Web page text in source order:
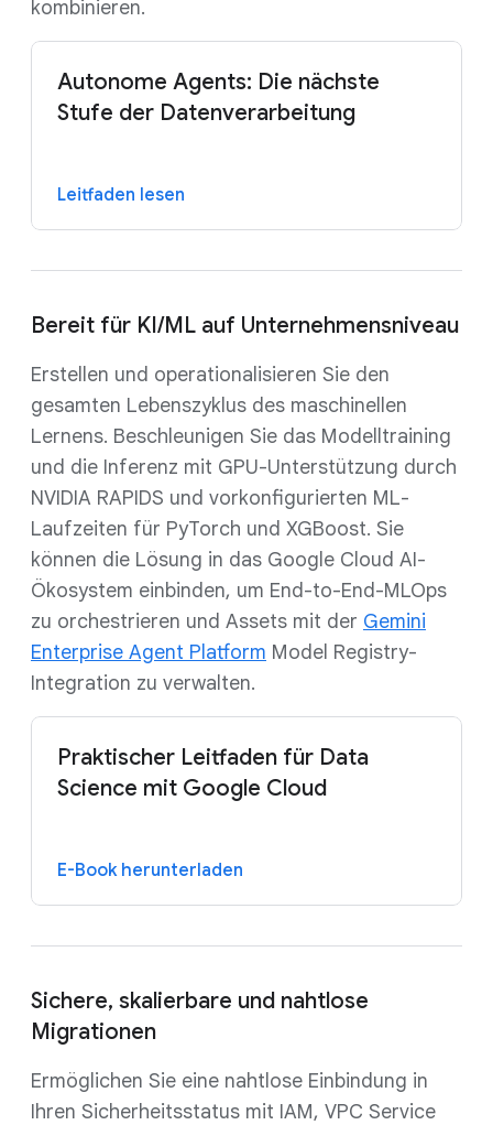
kombinieren.
Autonome Agents: Die nächste
Stufe der Datenverarbeitung
Leitfaden lesen
Bereit für KI/ML auf Unternehmensniveau
Erstellen und operationalisieren Sie den
gesamten Lebenszyklus des maschinellen
Lernens. Beschleunigen Sie das Modelltraining
und die Inferenz mit GPU-Unterstützung durch
NVIDIA RAPIDS und vorkonfigurierten ML-
Laufzeiten für PyTorch und XGBoost. Sie
können die Lösung in das Google Cloud AI-
Ökosystem einbinden, um End-to-End-MLOps
zu orchestrieren und Assets mit der Gemini
Enterprise Agent Platform Model Registry-
Integration zu verwalten.
Praktischer Leitfaden für Data
Science mit Google Cloud
E-Book herunterladen
Sichere, skalierbare und nahtlose
Migrationen
Ermöglichen Sie eine nahtlose Einbindung in
Ihren Sicherheitsstatus mit IAM, VPC Service